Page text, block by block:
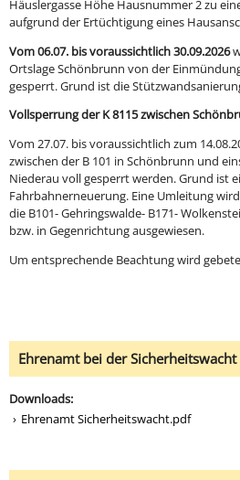
Häuslergasse Höhe Hausnummer 2 zu
aufgrund der Ertüchtigung eines
Vom 06.07. bis voraussichtlich 30.09.2026
Ortslage Schönbrunn von der
gesperrt. Grund ist die
Vollsperrung der K 8115 zwischen
Vom 27.07. bis voraussichtlich zum
zwischen der B 101 in Schönbrunn und
Niederau voll gesperrt werden. Grund ist
Fahrbahnerneuerung. Eine Umleitung
die B101- Gehringswalde- B171-
bzw. in Gegenrichtung ausgewiesen.
Um entsprechende Beachtung wird
Ehrenamt bei der Sicherheitswacht
Downloads:
Ehrenamt Sicherheitswacht.pdf